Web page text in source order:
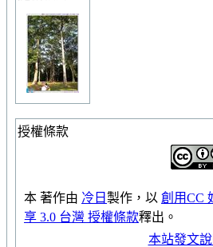
授權條款
本 著作由 冷日 製作，以 創用CC
享 3.0 台灣 授權條款釋出。
本站發文